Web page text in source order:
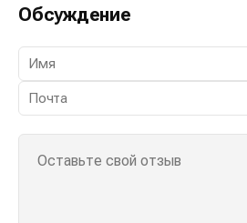
Обсуждение